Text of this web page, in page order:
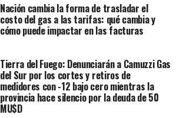
Nación cambia la forma de trasladar el
costo del gas a las tarifas: qué cambia y
cómo puede impactar en las facturas
Tierra del Fuego: Denunciarán a Camuzzi Gas
del Sur por los cortes y retiros de
medidores con -12 bajo cero mientras la
provincia hace silencio por la deuda de 50
MU$D